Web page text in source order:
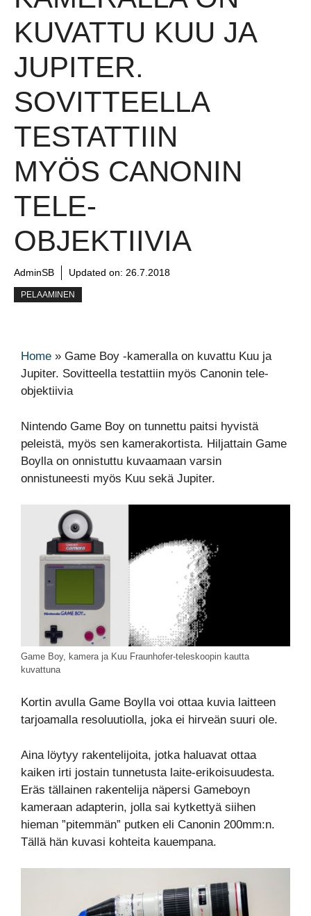
KUVATTU KUU JA
JUPITER.
SOVITTEELLA
TESTATTIIN
MYÖS CANONIN
TELE-
OBJEKTIIVIA
AdminSB Updated on: 26.7.2018
PELAAMINEN
Home » Game Boy -kameralla on kuvattu Kuu ja
Jupiter. Sovitteella testattiin myös Canonin tele-
objektiivia
Nintendo Game Boy on tunnettu paitsi hyvistä
peleistä, myös sen kamerakortista. Hiljattain Game
Boylla on onnistuttu kuvaamaan varsin
onnistuneesti myös Kuu sekä Jupiter.
Game Boy, kamera ja Kuu Fraunhofer-teleskoopin kautta
kuvattuna
Kortin avulla Game Boylla voi ottaa kuvia laitteen
tarjoamalla resoluutiolla, joka ei hirveän suuri ole.
Aina löytyy rakentelijoita, jotka haluavat ottaa
kaiken irti jostain tunnetusta laite-erikoisuudesta.
Eräs tällainen rakentelija näpersi Gameboyn
kameraan adapterin, jolla sai kytkettyä siihen
hieman ”pitemmän” putken eli Canonin 200mm:n.
Tällä hän kuvasi kohteita kauempana.